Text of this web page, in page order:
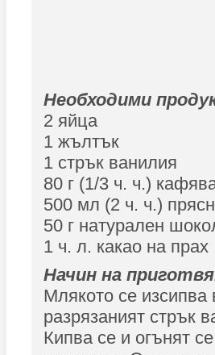
Необходими
2 яйца
1 жълтък
1 стрък ванилия
80 г (1/3 ч. ч.)
500 мл (2 ч. ч.)
50 г натурален
1 ч. л. какао на прах
Начин на
Млякото се
разрязаният стрък
Кипва се и огънят